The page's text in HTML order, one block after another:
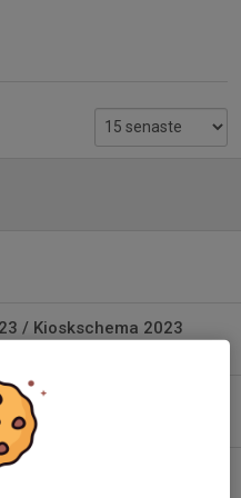
/ Kioskschema 2023